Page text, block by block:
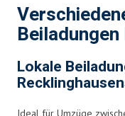
Lokale
Ideal für Umzüge